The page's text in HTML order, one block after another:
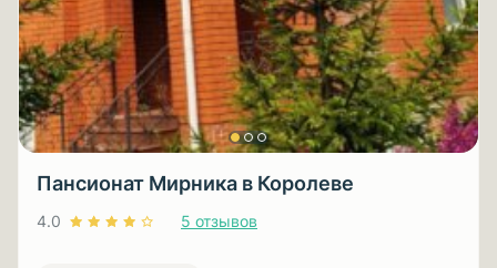
Пансионат Мирника в Королеве
4.0 5 отзывов